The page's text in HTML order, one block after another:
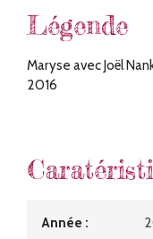
Légende
Maryse avec Joël
2016
Année